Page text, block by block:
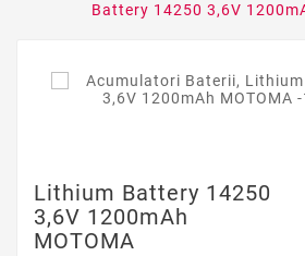
Battery 14250 3,6V
Lithium Battery 14250
3,6V 1200mAh
MOTOMA